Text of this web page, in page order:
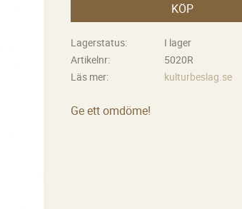
KÖP
Lagerstatus
I lager
Artikelnr
5020R
Läs mer
kulturbeslag.se
Ge ett omdöme!